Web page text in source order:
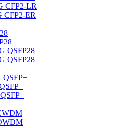
CFP2-LR
CFP2-ER
QSFP28
QSFP28
QSFP+